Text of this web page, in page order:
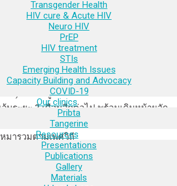
Transgender Health
HIV cure & Acute HIV
Neuro HIV
PrEP
HIV treatment
STIs
Emerging Health Issues
Capacity Building and Advocacy
COVID-19
Our clinics
Pribta
Tangerine
Resources
Presentations
Publications
Gallery
Materials
อก กลุ่มหลากหลายทางเพศบริจาคพลาสมา
ระกาศปรับเงื่อนไขการรับบริจาคโลหิตและ
บตั้งแต่วันที่ 14 กรกฎาคม 2568 กลุ่มชายที่
รวมถึงผู้ที่ใช้ยาเพร็พ สามารถบริจาค
นระยะ 3 เดือนอีกต่อไป พร้อมเดินหน้าผลัก
คโลหิตอิงจากพฤติกรรมทางเพศของ
มารวมตามเพศวิถี
ามกลุ่ม MSM บริจาคโลหิตอย่างถาวร
ย์นักวิจัย IHRI ชี้ว่าแนวทางที่เหมาะสมกว่า